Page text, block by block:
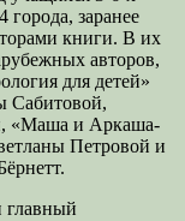
заранее
книги. В их
авторов,
для детей»
Сабитовой,
«Маша и Аркаша-
Петровой и
главный